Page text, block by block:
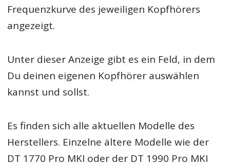
Frequenzkurve des jeweiligen Kopfhörers
angezeigt.
Unter dieser Anzeige gibt es ein Feld, in dem
Du deinen eigenen Kopfhörer auswählen
kannst und sollst.
Es finden sich alle aktuellen Modelle des
Herstellers. Einzelne ältere Modelle wie der
DT 1770 Pro MKI oder der DT 1990 Pro MKI